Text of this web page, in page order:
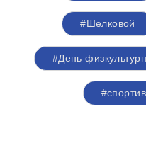
#Шелковой
#День